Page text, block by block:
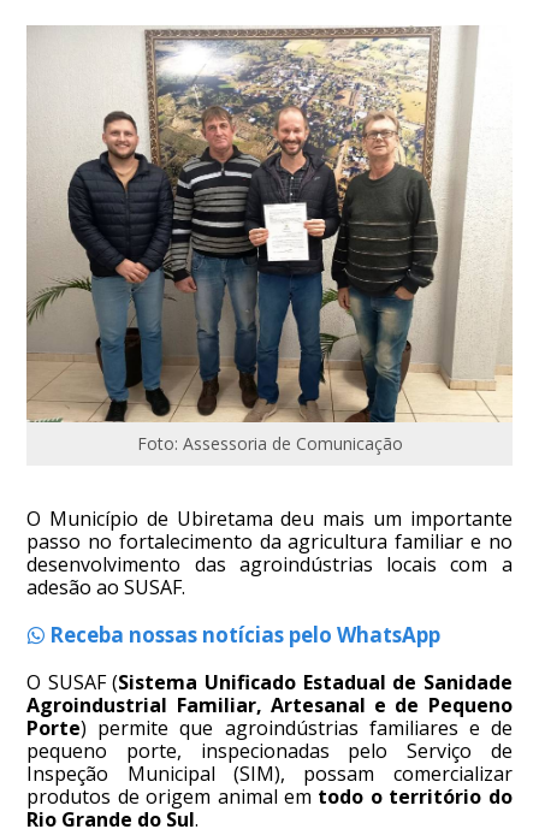
Foto: Assessoria de Comunicação
O Município de Ubiretama deu mais um importante
passo no fortalecimento da agricultura familiar e no
desenvolvimento das agroindústrias locais com a
adesão ao SUSAF.
Receba nossas notícias pelo WhatsApp
O SUSAF (Sistema Unificado Estadual de Sanidade
Agroindustrial Familiar, Artesanal e de Pequeno
Porte) permite que agroindústrias familiares e de
pequeno porte, inspecionadas pelo Serviço de
Inspeção Municipal (SIM), possam comercializar
produtos de origem animal em todo o território do
Rio Grande do Sul.